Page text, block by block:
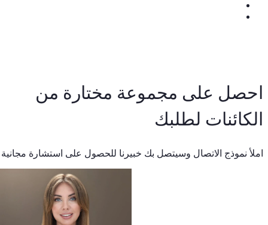
احصل على مجموعة مختارة من
الكائنات لطلبك
املأ نموذج الاتصال وسيتصل بك خبيرنا للحصول على استشارة مجانية